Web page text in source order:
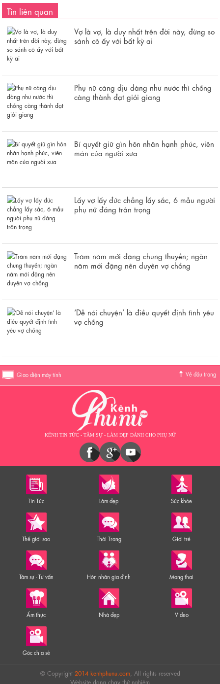
Tin liên quan
Vợ là vợ, là duy nhất trên đời này, đừng so
sánh cô ấy với bất kỳ ai
Phụ nữ càng dịu dàng như nước thì chồng
càng thành đạt giỏi giang
Bí quyết giữ gìn hôn nhân hạnh phúc, viên
mãn của người xưa
Lấy vợ lấy đức chẳng lấy sắc, 6 mẫu người
phụ nữ đáng trân trọng
Trăm năm mới đặng chung thuyền; ngàn
năm mới đặng nên duyên vợ chồng
‘Dễ nói chuyện’ là điều quyết định tình yêu
vợ chồng
Giao diện máy tính Về đầu trang
KÊNH TIN TỨC - TÂM SỰ - LÀM ĐẸP DÀNH CHO PHỤ NỮ
Tin Tức Làm đẹp Sức khỏe
Thế giới sao Thời Trang Giới trẻ
Tâm sự - Tư vấn Hôn nhân gia đình Mang thai
Ẩm thực Nhà đẹp Video
Góc chia sẻ
© Copyright 2014 kenhphunu.com, All rights reserved
Website đang chạy thử nghiệm